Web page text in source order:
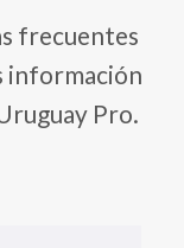
frecuentes
información
Pro.